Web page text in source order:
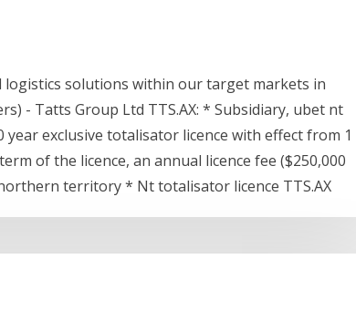
solutions within our target markets in
- Tatts Group Ltd TTS.AX: * Subsidiary, ubet nt
exclusive totalisator licence with effect from 1
of the licence, an annual licence fee ($250,000
territory * Nt totalisator licence TTS.AX